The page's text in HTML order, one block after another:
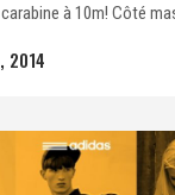
à 10m! Côté
2014